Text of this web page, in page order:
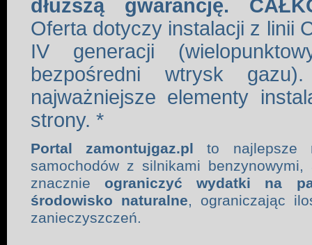
dłuższą gwarancję.
Oferta dotyczy instalacji z linii
IV generacji
bezpośredni wtrysk
najważniejsze elementy
strony. *
Portal zamontujgaz.pl to najlepsze
samochodów z silnikami
znacznieograniczyć wydatki na
środowisko naturalne, ograniczając
zanieczyszczeń.